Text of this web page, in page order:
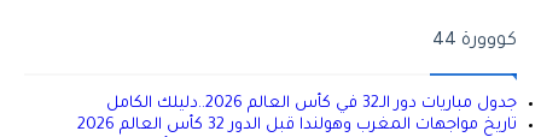
كووورة 44
جدول مباريات دور الـ32 في كأس العالم 2026..دليلك الكامل
تاريخ مواجهات المغرب وهولندا قبل الدور 32 كأس العالم 2026